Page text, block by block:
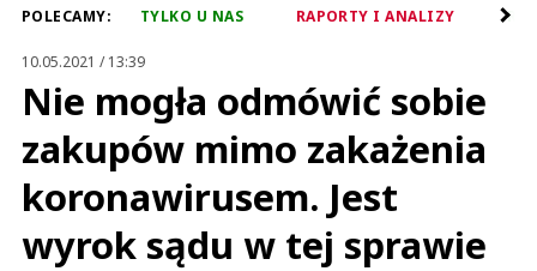
POLECAMY: TYLKO U NAS RAPORTY I ANALIZY
10.05.2021 / 13:39
Nie mogła odmówić sobie
zakupów mimo zakażenia
koronawirusem. Jest
wyrok sądu w tej sprawie